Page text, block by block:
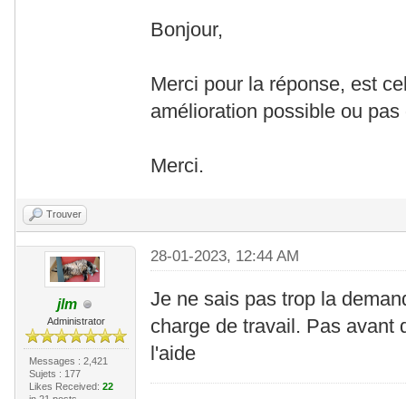
Bonjour,
Merci pour la réponse, est
amélioration possible ou
Merci.
Trouver
jlm
Administrator
Messages : 2,421
Sujets : 177
Likes Received: 22
28-01-2023, 12:44 AM
Je ne sais pas trop la
charge de travail. Pas avant
l'aide